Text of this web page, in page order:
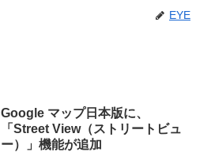
EYE
Google マップ日本版に、
「Street View（ストリートビュ
ー）」機能が追加